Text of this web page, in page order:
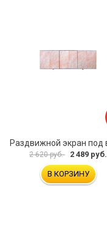
2 620 руб. 2 489 руб.
В КОРЗИНУ